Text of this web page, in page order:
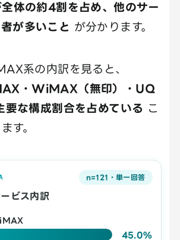
体の約4割を占め、他のサー
が多いこと が分かります。
系の内訳を見ると、
・WiMAX（無印）・UQ
な構成割合を占めている こ
す。
n=121・単一回答
ビス内訳
45.0%